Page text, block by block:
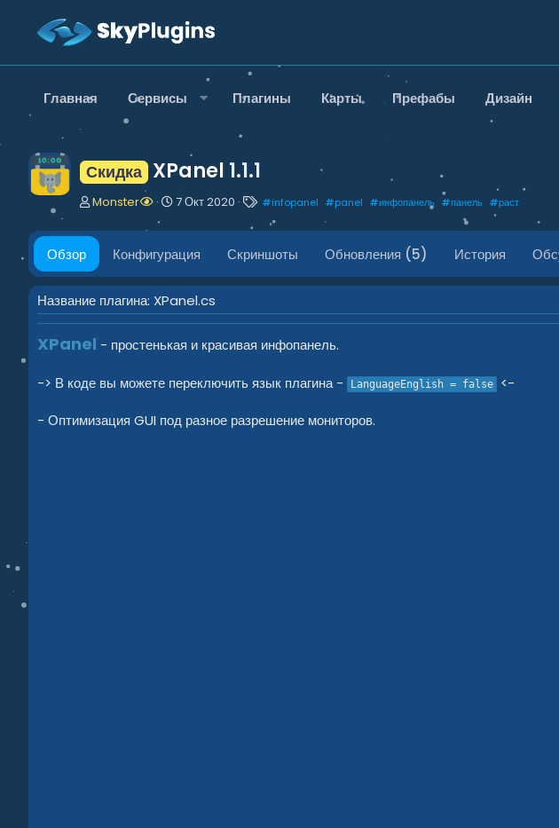
Главная Сервисы Плагины Карты Префабы Дизайн
Скидка XPanel 1.1.1
А
т
р
Monster
Д
т
а
с
о
з
д
а
н
7 Окт 2020
Т
г
и
#infopanel #panel #инфопанель #панель #раст
Обзор Конфигурация Скриншоты Обновления (5) История
Название плагина: XPanel.cs
XPanel - простенькая и красивая инфопанель.
-> В коде вы можете переключить язык плагина - LanguageEnglish = false
<-
- Оптимизация GUI под разное разрешение мониторов.